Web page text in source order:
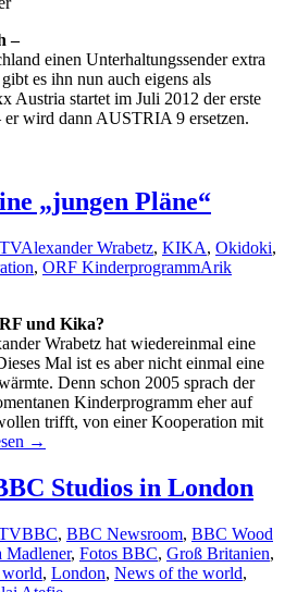
–
einen Unterhaltungssender extra
es ihn nun auch eigens als
Austria startet im Juli 2012 der erste
er wird dann AUSTRIA 9 ersetzen.
„jungen Pläne“
TVAlexander Wrabetz, KIKA, Okidoki,
, ORF KinderprogrammArik
und Kika?
Wrabetz hat wiedereinmal eine
Mal ist es aber nicht einmal eine
Denn schon 2005 sprach der
Kinderprogramm eher auf
trifft, von einer Kooperation mit
→
Studios in London
BBC, BBC Newsroom, BBC Wood
Madlener, Fotos BBC, Groß Britanien,
world, London, News of the world,